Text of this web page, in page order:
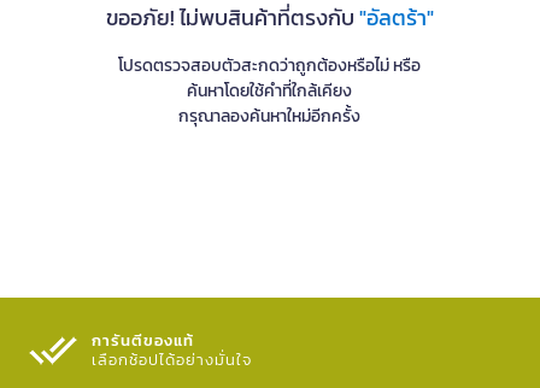
ขออภัย! ไม่พบสินค้าที่ตรงกับ"อัลตร้า"
โปรดตรวจสอบตัวสะกดว่าถูกต้องหรือไม่ หรือ
ค้นหาโดยใช้คำที่ใกล้เคียง
กรุณาลองค้นหาใหม่อีกครั้ง
การันตีของแท้
เลือกช้อปได้อย่างมั่นใจ​